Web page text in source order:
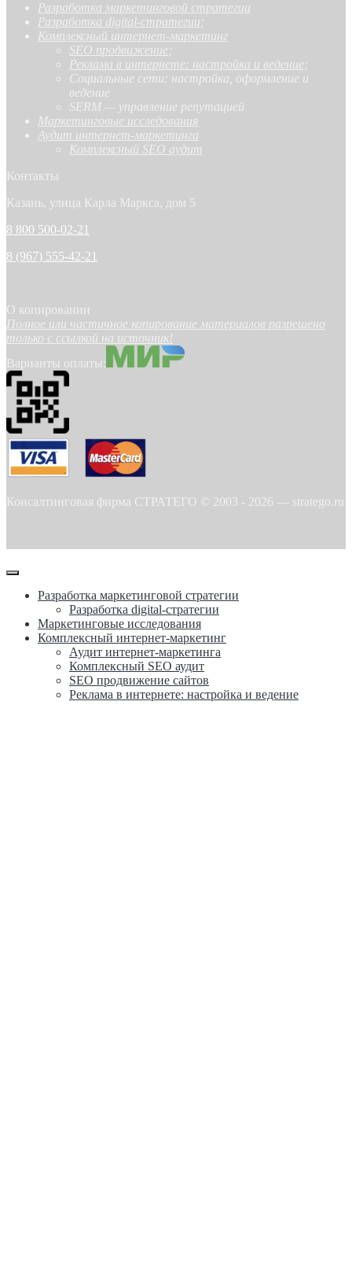
Разработка маркетинговой стратегии
Разработка digital-стратегии ;
Комплексный интернет-маркетинг
SEO продвижение ;
Реклама в интернете: настройка и ведение;
Социальные сети: настройка, оформление и
ведение
SERM — управление репутацией
Маркетинговые исследования
Аудит интернет-маркетинга
Комплексный SEO аудит
Контакты
Казань, улица Карла Маркса, дом 5
8 800 500-02-21
8 (967) 555-42-21
О копировании
Полное или частичное копирование материалов разрешено
только с ссылкой на источник!
Варианты оплаты:
Консалтинговая фирма СТРАТЕГО © 2003 - 2026 — stratego.ru
Разработка маркетинговой стратегии
Разработка digital-стратегии
Маркетинговые исследования
Комплексный интернет-маркетинг
Аудит интернет-маркетинга
Комплексный SEO аудит
SEO продвижение сайтов
Реклама в интернете: настройка и ведение